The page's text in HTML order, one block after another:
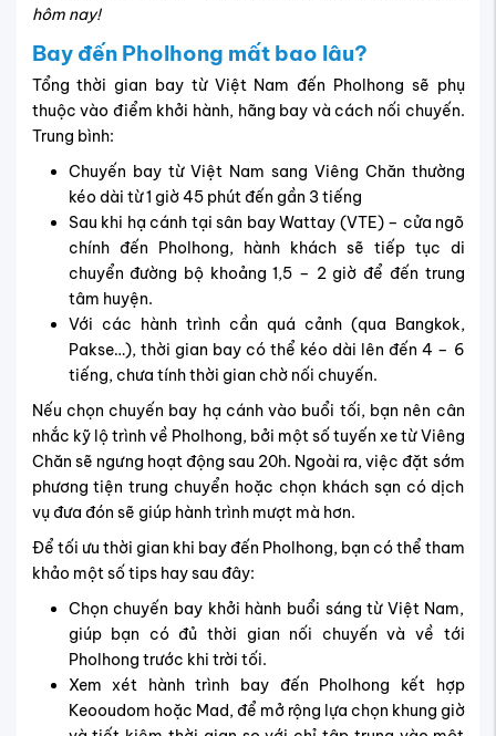
hôm nay!
Bay đến Pholhong mất bao lâu?
Tổng thời gian bay từ Việt Nam đến Pholhong sẽ phụ
thuộc vào điểm khởi hành, hãng bay và cách nối chuyến.
Trung bình:
Chuyến bay từ Việt Nam sang Viêng Chăn thường
kéo dài từ 1 giờ 45 phút đến gần 3 tiếng
Sau khi hạ cánh tại sân bay Wattay (VTE) – cửa ngõ
chính đến Pholhong, hành khách sẽ tiếp tục di
chuyển đường bộ khoảng 1,5 – 2 giờ để đến trung
tâm huyện.
Với các hành trình cần quá cảnh (qua Bangkok,
Pakse…), thời gian bay có thể kéo dài lên đến 4 – 6
tiếng, chưa tính thời gian chờ nối chuyến.
Nếu chọn chuyến bay hạ cánh vào buổi tối, bạn nên cân
nhắc kỹ lộ trình về Pholhong, bởi một số tuyến xe từ Viêng
Chăn sẽ ngưng hoạt động sau 20h. Ngoài ra, việc đặt sớm
phương tiện trung chuyển hoặc chọn khách sạn có dịch
vụ đưa đón sẽ giúp hành trình mượt mà hơn.
Để tối ưu thời gian khi bay đến Pholhong, bạn có thể tham
khảo một số tips hay sau đây:
Chọn chuyến bay khởi hành buổi sáng từ Việt Nam,
giúp bạn có đủ thời gian nối chuyến và về tới
Pholhong trước khi trời tối.
Xem xét hành trình bay đến Pholhong kết hợp
Keooudom hoặc Mad, để mở rộng lựa chọn khung giờ